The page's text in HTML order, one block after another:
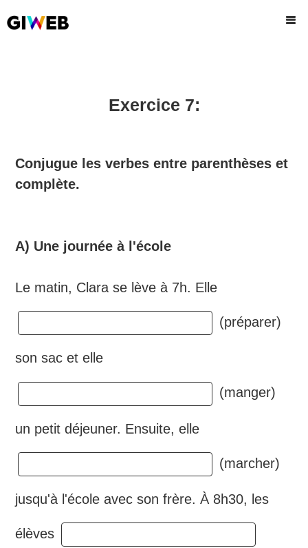
Exercice 7:
Conjugue les verbes entre parenthèses et
complète.
A) Une journée à l'école
Le matin, Clara se lève à 7h. Elle
(préparer)
son sac et elle
(manger)
un petit déjeuner. Ensuite, elle
(marcher)
jusqu'à l'école avec son frère. À 8h30, les
élèves